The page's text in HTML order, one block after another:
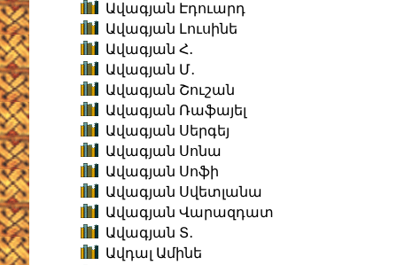
Ավագյան Էդուարդ
Ավագյան Լուսինե
Ավագյան Հ․
Ավագյան Մ․
Ավագյան Շուշան
Ավագյան Ռաֆայել
Ավագյան Սերգեյ
Ավագյան Սոնա
Ավագյան Սոֆի
Ավագյան Սվետլանա
Ավագյան Վարազդատ
Ավագյան Տ․
Ավդալ Ամինե